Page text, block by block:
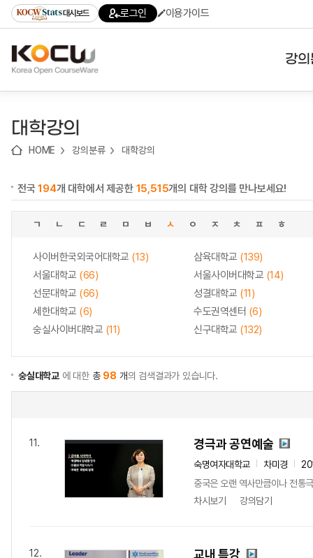
기
기
기
content)
가
대시보드 로그인 이용가이드
강
대학강의
HOME 강의분류 대학강의
전국194개 대학에서 제공한 15,515개의 대학 강의를 만나보세요!
ㄱ ㄴ ㄷ ㄹ ㅁ ㅂ ㅅ ㅇ ㅈ ㅊ ㅍ ㅎ
사이버한국외국어대학교 (13) 삼육대학교 (139)
서울대학교 (66) 서울사이버대학교 (14)
선문대학교 (66) 성결대학교 (11)
세한대학교 (6) 수도권역센터 (6)
숭실사이버대학교 (11) 신구대학교 (132)
숭실대학교 에 대한 총 98 개의 검색결과가 있습니다.
11. 경극과 공연예술
숙명여자대학교 차미경
중국은 오랜 역사만큼이나 전통
차시보기
강의담기
12. 교내 특강